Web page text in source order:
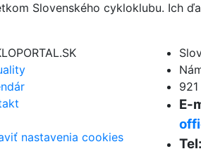
Slovenského cykloklubu. Ich
nastavenia cookies
E-